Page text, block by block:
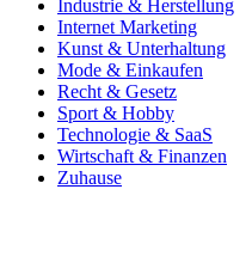
Industrie & Herstellung
Internet Marketing
Kunst & Unterhaltung
Mode & Einkaufen
Recht & Gesetz
Sport & Hobby
Technologie & SaaS
Wirtschaft & Finanzen
Zuhause